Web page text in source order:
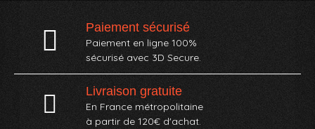
Paiement sécurisé
Paiement en ligne 100%
sécurisé avec 3D Secure.
Livraison gratuite
En France métropolitaine
à partir de 120€ d'achat.